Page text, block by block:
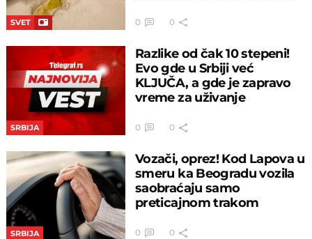
SVET 0 0
SRBIJA
Razlike od čak 10 stepeni!
Evo gde u Srbiji već
KLJUČA, a gde je zapravo
vreme za uživanje
0 0
SRBIJA
Vozači, oprez! Kod Lapova u
smeru ka Beogradu vozila
saobraćaju samo
preticajnom trakom
0 0